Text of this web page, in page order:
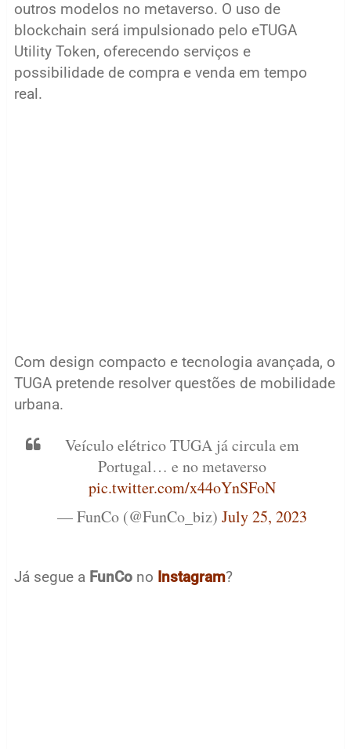
outros modelos no metaverso. O uso de
blockchain será impulsionado pelo eTUGA
Utility Token, oferecendo serviços e
possibilidade de compra e venda em tempo
real.
Com design compacto e tecnologia avançada, o
TUGA pretende resolver questões de mobilidade
urbana.
Veículo elétrico TUGA já circula em
Portugal… e no metaverso
pic.twitter.com/x44oYnSFoN
— FunCo (@FunCo_biz) July 25, 2023
Já segue a FunCono Instagram?